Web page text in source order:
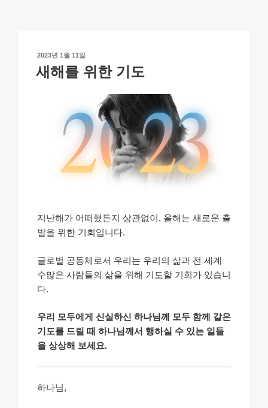
n
k
o
k
p
작
성
일
2023년 1월 11일
새해를 위한 기도
지난해가 어떠했든지 상관없이, 올해는 새로운 출
발을 위한 기회입니다.
글로벌 공동체로서 우리는 우리의 삶과 전 세계
수많은 사람들의 삶을 위해 기도할 기회가 있습니
다.
우리 모두에게 신실하신 하나님께 모두 함께 같은
기도를 드릴 때 하나님께서 행하실 수 있는 일들
을 상상해 보세요.
하나님,